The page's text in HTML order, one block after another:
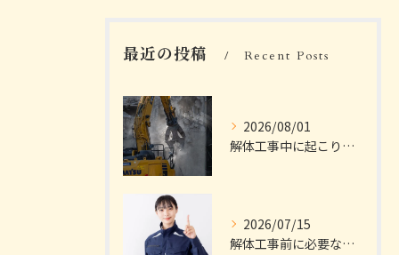
最近の投稿 Recent Posts
2026/08/01
解体工事中に起こりやすいトラブルは？
2026/07/15
解体工事前に必要な手続きは？